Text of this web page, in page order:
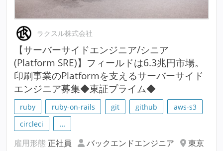
ラクスル株式会社
【サーバーサイドエンジニア/シニア
(Platform SRE)】フィールドは6.3兆円市場。
印刷事業のPlatformを支えるサーバーサイド
エンジニア募集◆東証プライム◆
ruby ruby-on-rails git github
aws-s3
circleci
…
雇用形態 正社員 バックエンドエンジニア
東京